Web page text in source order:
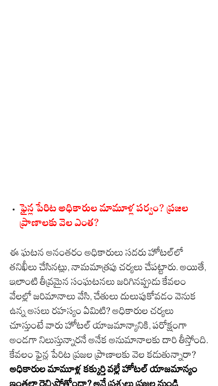
ఫైన్ల పేరిట అధికారుల మామూళ్ల పర్వం? ప్రజల
ప్రాణాలకు వెల ఎంత?
ఈ ఘటన అనంతరం అధికారులు సదరు హోటల్‌లో
తనిఖీలు చేసినట్లు, నామమాత్రపు చర్యలు చేపట్టారు. అయితే,
ఇలాంటి తీవ్రమైన సంఘటనలు జరిగినప్పుడు కేవలం
వేలల్లో జరిమానాలు వేసి, చేతులు దులుపుకోవడం వెనుక
ఉన్న అసలు రహస్యం ఏమిటి? అధికారుల చర్యలు
చూస్తుంటే వారు హోటల్ యాజమాన్యానికి, పరోక్షంగా
అండగా నిలుస్తున్నారనే అనేక అనుమానాలకు దారి తీస్తోంది.
కేవలం ఫైన్ల పేరిట ప్రజల ప్రాణాలకు వెల కడుతున్నారా?
అధికారుల మామూళ్ల కక్కుర్తి వల్లే హోటల్ యాజమాన్యం
ఇంతలా రెచ్చిపోతోందా? అనే ప్రశ్నలు ప్రజల నుండి